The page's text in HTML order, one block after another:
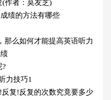
(作者：莫友芝)
绩的方法有哪些
那么如何才能提高英语听力
?
力技巧1
复!反复的次数究竟要多少